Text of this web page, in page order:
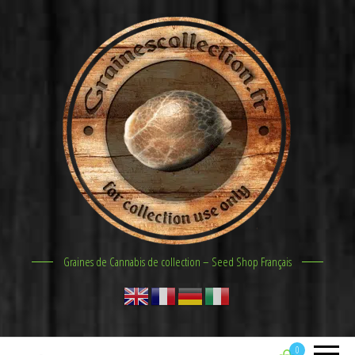
Graines de Cannabis de collection – Seed Shop Français
0